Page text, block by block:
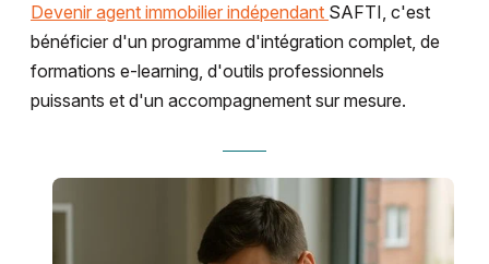
Devenir agent immobilier indépendant SAFTI, c'est
bénéficier d'un programme d'intégration complet, de
formations e-learning, d'outils professionnels
puissants et d'un accompagnement sur mesure.